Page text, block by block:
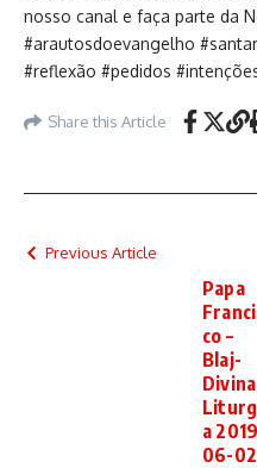
nosso canal e faça parte da
#arautosdoevangelho
#reflexão #pedidos
Share this Article
Previous Article
Papa
co –
Blaj-
Divina
a
06-02